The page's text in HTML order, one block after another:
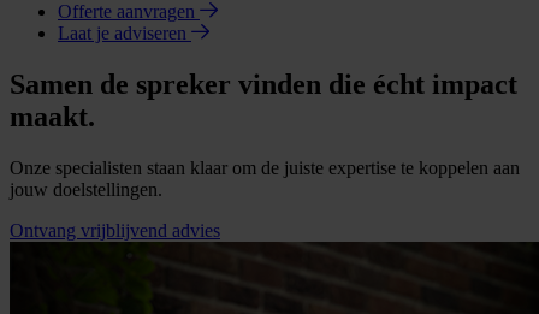
Offerte aanvragen
Laat je adviseren
Samen de spreker vinden die écht impact
maakt.
Onze specialisten staan klaar om de juiste expertise te koppelen aan
jouw doelstellingen.
Ontvang vrijblijvend advies